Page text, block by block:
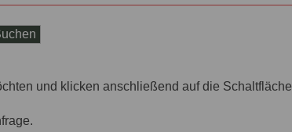
und klicken anschließend auf die Schaltfläche